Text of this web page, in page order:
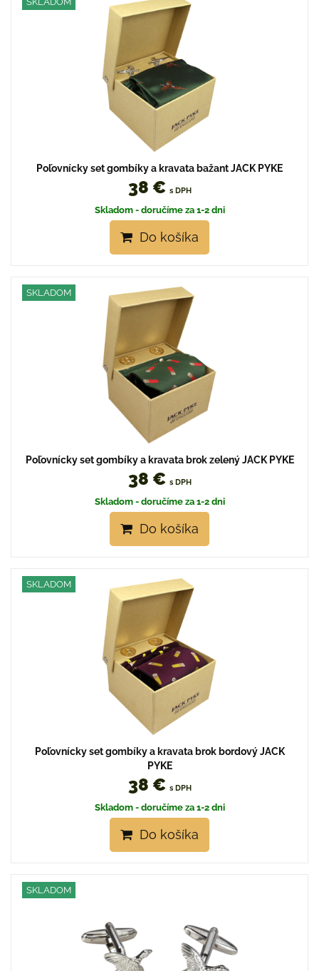
Poľovnícky set gombíky a kravata bažant JACK PYKE
38 € s DPH
Skladom - doručíme za 1-2 dni
Do košíka
SKLADOM
Poľovnícky set gombíky a kravata brok zelený JACK PYKE
38 € s DPH
Skladom - doručíme za 1-2 dni
Do košíka
SKLADOM
Poľovnícky set gombíky a kravata brok bordový JACK
PYKE
38 € s DPH
Skladom - doručíme za 1-2 dni
Do košíka
SKLADOM